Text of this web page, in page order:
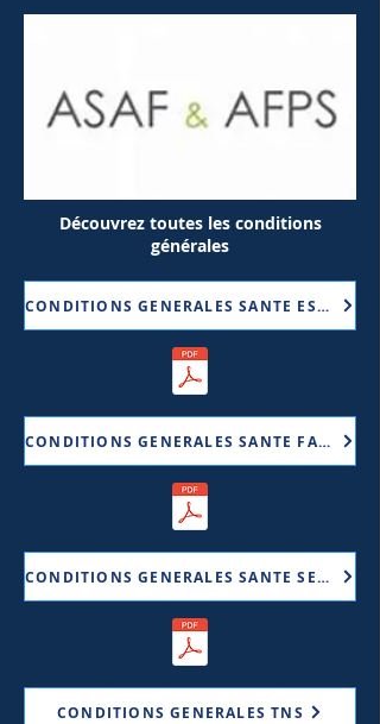
Découvrez toutes les conditions
générales
CONDITIONS GENERALES SANTE ESSENTIEL
CONDITIONS GENERALES SANTE FAMILLE
CONDITIONS GENERALES SANTE SENIOR
CONDITIONS GENERALES TNS